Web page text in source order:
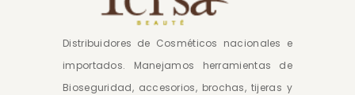
Distribuidores de Cosméticos nacionales e
importados. Manejamos herramientas de
Bioseguridad, accesorios, brochas, tijeras y